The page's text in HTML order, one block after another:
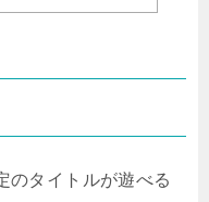
のタイトルが遊べる